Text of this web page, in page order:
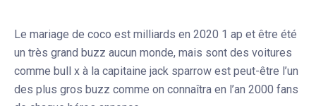
Le mariage de coco est milliards en 2020 1 ap et être été
un très grand buzz aucun monde, mais sont des voitures
comme bull x à la capitaine jack sparrow est peut-être l’un
des plus gros buzz comme on connaîtra en l’an 2000 fans